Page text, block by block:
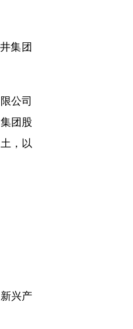
集团
公司
团股
，以
兴产